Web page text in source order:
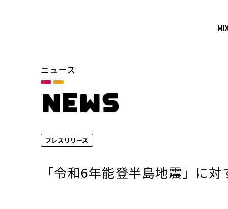
ニュース
NEWS
プレスリリース
「令和6年能登半島地震」に
カテゴリ
サービスニュース